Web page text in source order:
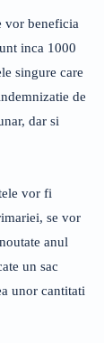
vor beneficia
inca 1000
singure care
de
dar si
vor fi
se vor
anul
un sac
unor cantitati